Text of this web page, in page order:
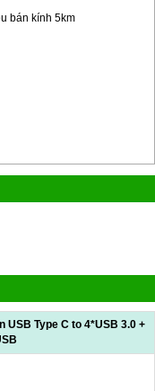
bán kính 5km
USB Type C to 4*USB 3.0 +